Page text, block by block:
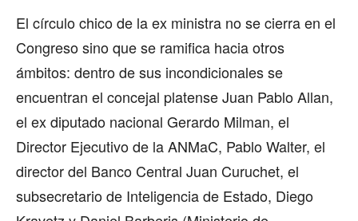
El círculo chico de la ex ministra no se cierra en el
Congreso sino que se ramifica hacia otros
ámbitos: dentro de sus incondicionales se
encuentran el concejal platense Juan Pablo Allan,
el ex diputado nacional Gerardo Milman, el
Director Ejecutivo de la ANMaC, Pablo Walter, el
director del Banco Central Juan Curuchet, el
subsecretario de Inteligencia de Estado, Diego